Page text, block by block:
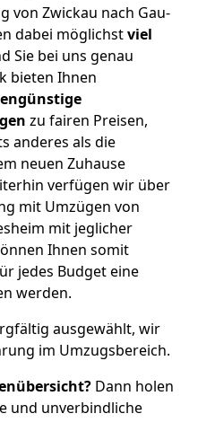
von Zwickau nach Gau-
dabei möglichstviel
Sie bei uns genau
bieten Ihnen
zu fairen Preisen,
anderes als die
neuen Zuhause
verfügen wir über
mit Umzügen von
mit jeglicher
Ihnen somit
jedes Budget eine
werden.
ausgewählt, wir
im Umzugsbereich.
Dann holen
und unverbindliche